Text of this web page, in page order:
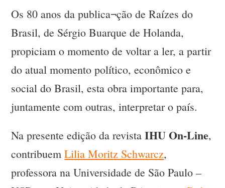
Os 80 anos da publica¬ção de Raízes do
Brasil, de Sérgio Buarque de Holanda,
propiciam o momento de voltar a ler, a partir
do atual momento político, econômico e
social do Brasil, esta obra importante para,
juntamente com outras, interpretar o país.
Na presente edição da revistaIHU On-Line,
contribuemLilia Moritz Schwarcz,
professora na Universidade de São Paulo –